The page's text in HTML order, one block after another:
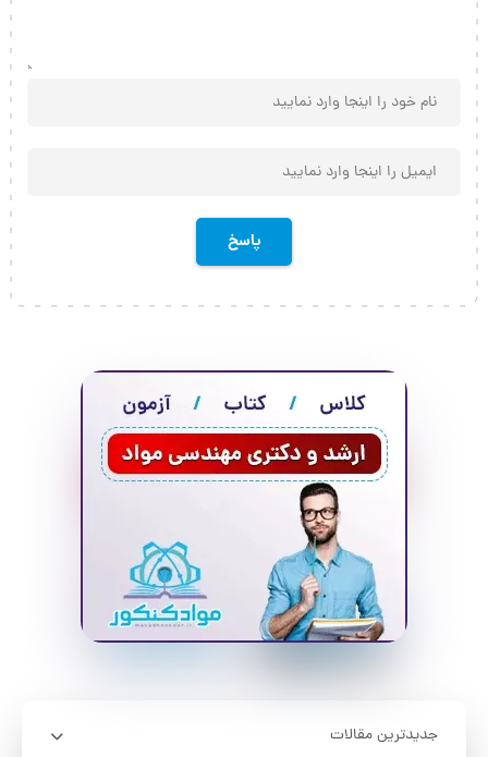
جدیدترین مقالات